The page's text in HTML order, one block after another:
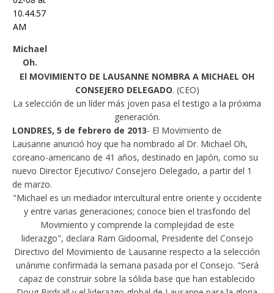
Michael
Oh.
El MOVIMIENTO DE LAUSANNE NOMBRA A MICHAEL OH
CONSEJERO DELEGADO. (CEO)
La selección de un líder más joven pasa el testigo a la próxima
generación.
LONDRES, 5 de febrero de 2013- El Movimiento de
Lausanne anunció hoy que ha nombrado al Dr. Michael Oh,
coreano-americano de 41 años, destinado en Japón, como su
nuevo Director Ejecutivo/ Consejero Delegado, a partir del 1
de marzo.
"Michael es un mediador intercultural entre oriente y occidente
y entre varias generaciones; conoce bien el trasfondo del
Movimiento y comprende la complejidad de este
liderazgo", declara Ram Gidoomal, Presidente del Consejo
Directivo del Movimiento de Lausanne respecto a la selección
unánime confirmada la semana pasada por el Consejo. "Será
capaz de construir sobre la sólida base que han establecido